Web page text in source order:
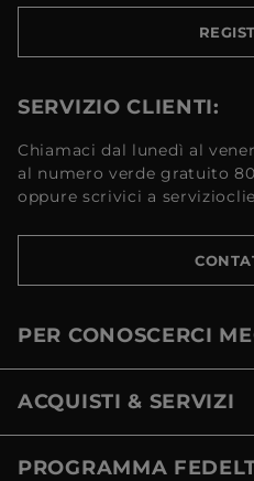
SERVIZIO CLIENTI:
Chiamaci dal lunedì al
al numero verde gratuito
oppure scrivici a
PER CONOSCERCI
ACQUISTI & SERVIZI
PROGRAMMA